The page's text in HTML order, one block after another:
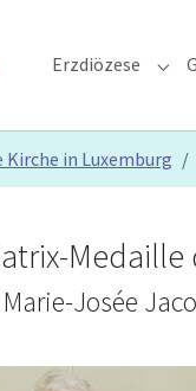
Erzdiözese
in Luxemburg
Josée